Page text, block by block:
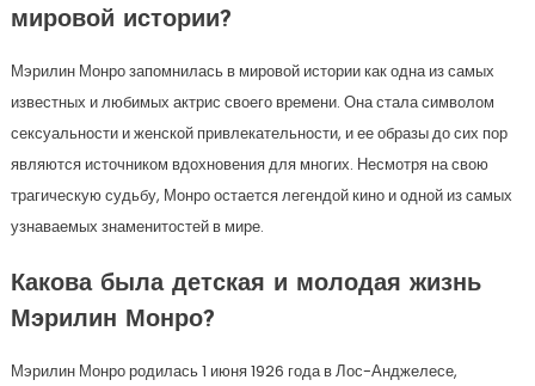
мировой истории?
Мэрилин Монро запомнилась в мировой истории как одна из самых
известных и любимых актрис своего времени. Она стала символом
сексуальности и женской привлекательности, и ее образы до сих пор
являются источником вдохновения для многих. Несмотря на свою
трагическую судьбу, Монро остается легендой кино и одной из самых
узнаваемых знаменитостей в мире.
Какова была детская и молодая жизнь
Мэрилин Монро?
Мэрилин Монро родилась 1 июня 1926 года в Лос-Анджелесе,